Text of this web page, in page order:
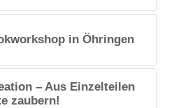
in Öhringen
– Aus Einzelteilen
zaubern!